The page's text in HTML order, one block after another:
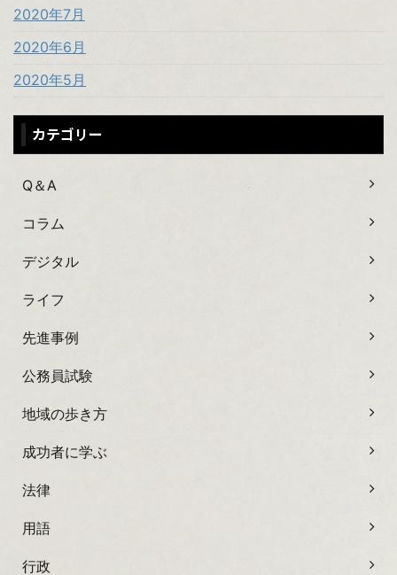
2020年7月
2020年6月
2020年5月
カテゴリー
Q＆A
コラム
デジタル
ライフ
先進事例
公務員試験
地域の歩き方
成功者に学ぶ
法律
用語
行政